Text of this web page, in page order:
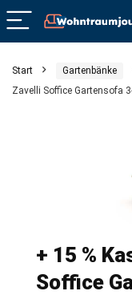
Start Gartenbänke
Zavelli Soffice Gartensofa
+ 15 %
Soffice